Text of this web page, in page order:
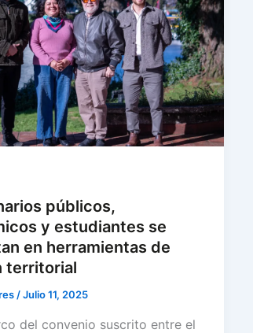
públicos,
y estudiantes se
en herramientas de
territorial
/Julio 11, 2025
del convenio suscrito entre el